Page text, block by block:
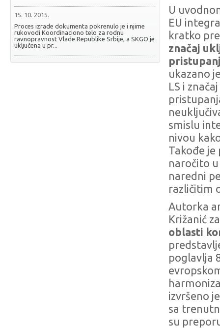
15. 10. 2015.
Proces izrade dokumenta pokrenulo je i njime
rukovodi Koordinaciono telo za rodnu
ravnopravnost Vlade Republike Srbije, a SKGO je
uključena u pr...
U
EU
kratko
značaj
ukazano
LS i
smislu
nivou
Takođe je
naročito
naredni
različitim
Autorka
Križanić
oblasti
poglavlja
izvršeno
sa
su